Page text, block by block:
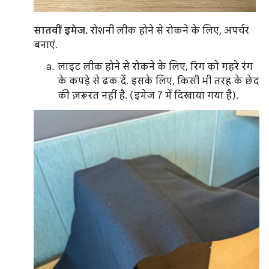
सातवीं इमेज. रोशनी लीक होने से रोकने के लिए, अपर्चर
बनाएं.
लाइट लीक होने से रोकने के लिए, रिग को गहरे रंग
के कपड़े से ढक दें. इसके लिए, किसी भी तरह के छेद
की ज़रूरत नहीं है. (इमेज 7 में दिखाया गया है).